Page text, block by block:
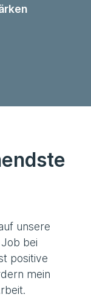
unsere
bei
positive
mein